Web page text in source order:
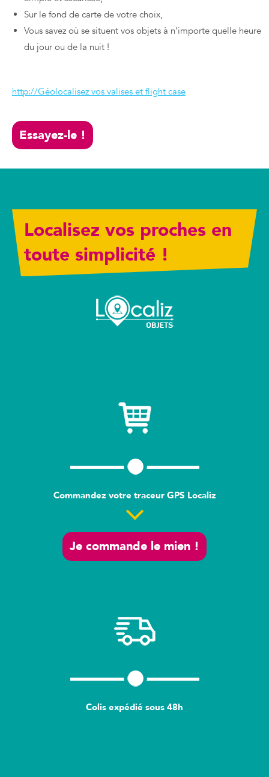
Sur le fond de carte de votre choix,
Vous savez où se situent vos objets à n’importe quelle heure
du jour ou de la nuit !
http://Géolocalisez vos valises et flight case
Essayez-le !
Localisez vos proches en
toute simplicité !
Commandez votre traceur GPS Localiz
Je commande le mien !
Colis expédié sous 48h